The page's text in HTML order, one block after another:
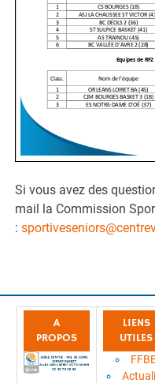
Si vous avez des
mail la Commission
:
A
PROPOS
LIENS
UTILES